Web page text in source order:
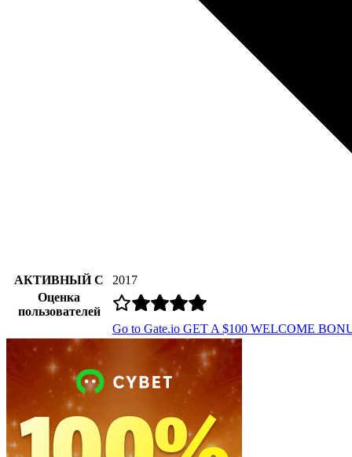
АКТИВНЫЙ С
2017
Оценка
пользователей
Go to Gate.io GET A $100 WELCOME